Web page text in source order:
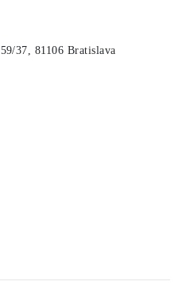
37, 81106 Bratislava